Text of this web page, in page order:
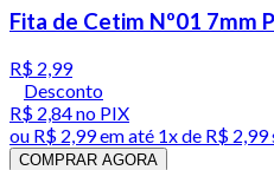
Fita de Cetim Nº01 7mm
R$ 2,99
Desconto
R$ 2,84no PIX
ou R$ 2,99em até 1x de R$ 2,99
COMPRAR AGORA